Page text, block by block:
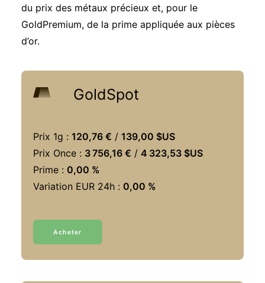
du prix des métaux précieux et, pour le
GoldPremium, de la prime appliquée aux pièces
d’or.
GoldSpot
Prix 1g : 120,76 € / 139,00 $US
Prix Once : 3 756,16 € / 4 323,53 $US
Prime : 0,00 %
Variation EUR 24h : 0,00 %
Acheter